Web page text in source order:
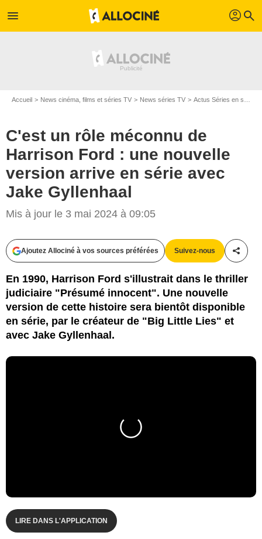
menu profil search
Accueil News cinéma, films et séries TV News séries TV Actus Séries en streaming
C'est un rôle méconnu de
Harrison Ford : une nouvelle
version arrive en série avec
Jake Gyllenhaal
Mis à jour le 3 mai 2024 à 09:05
Ajoutez Allociné à vos sources préférées Suivez-nous
En 1990, Harrison Ford s'illustrait dans le thriller
judiciaire "Présumé innocent". Une nouvelle
version de cette histoire sera bientôt disponible
en série, par le créateur de "Big Little Lies" et
avec Jake Gyllenhaal.
LIRE DANS L'APPLICATION